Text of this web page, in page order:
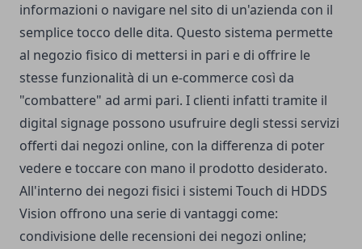
informazioni o navigare nel sito di un'azienda con il
semplice tocco delle dita. Questo sistema permette
al negozio fisico di mettersi in pari e di offrire le
stesse funzionalità di un e-commerce così da
"combattere" ad armi pari. I clienti infatti tramite il
digital signage possono usufruire degli stessi servizi
offerti dai negozi online, con la differenza di poter
vedere e toccare con mano il prodotto desiderato.
All'interno dei negozi fisici i sistemi Touch di HDDS
Vision offrono una serie di vantaggi come:
condivisione delle recensioni dei negozi online;